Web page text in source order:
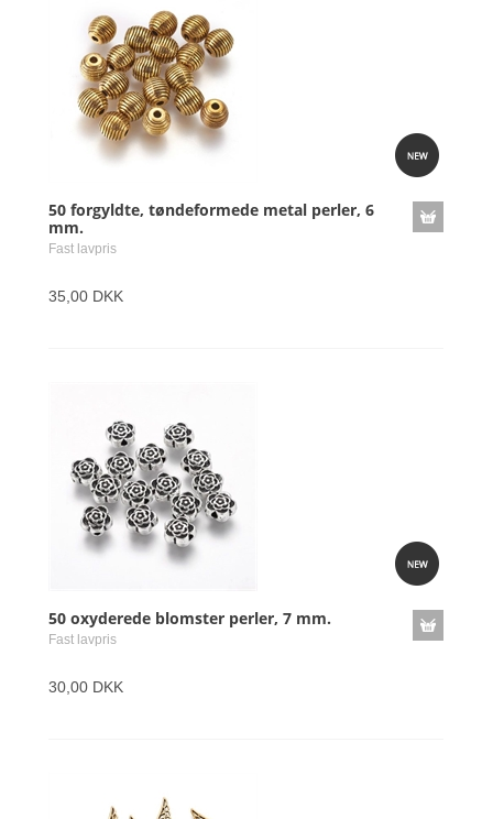
50 forgyldte, tøndeformede metal perler, 6
mm.
Fast lavpris
35,00 DKK
50 oxyderede blomster perler, 7 mm.
Fast lavpris
30,00 DKK